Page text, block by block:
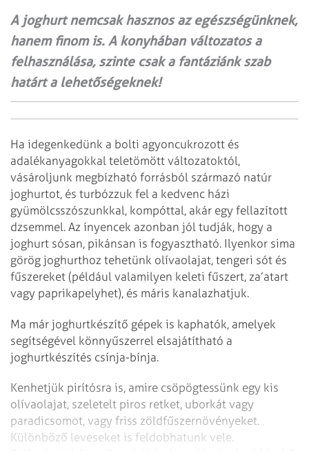
A joghurt nemcsak hasznos az egészségünknek,
hanem finom is. A konyhában változatos a
felhasználása, szinte csak a fantáziánk szab
határt a lehetőségeknek!
Ha idegenkedünk a bolti agyoncukrozott és
adalékanyagokkal teletömött változatoktól,
vásároljunk megbízható forrásból származó natúr
joghurtot, és turbózzuk fel a kedvenc házi
gyümölcsszószunkkal, kompóttal, akár egy fellazított
dzsemmel. Az ínyencek azonban jól tudják, hogy a
joghurt sósan, pikánsan is fogyasztható. Ilyenkor sima
görög joghurthoz tehetünk olívaolajat, tengeri sót és
fűszereket (például valamilyen keleti fűszert, za’atart
vagy paprikapelyhet), és máris kanalazhatjuk.
Ma már joghurtkészítő gépek is kaphatók, amelyek
segítségével könnyűszerrel elsajátítható a
joghurtkészítés csínja-bínja.
Kenhetjük pirítósra is, amire csöpögtessünk egy kis
olívaolajat, szeletelt piros retket, uborkát vagy
paradicsomot, vagy friss zöldfűszernövényeket.
Különböző leveseket is feldobhatunk vele.